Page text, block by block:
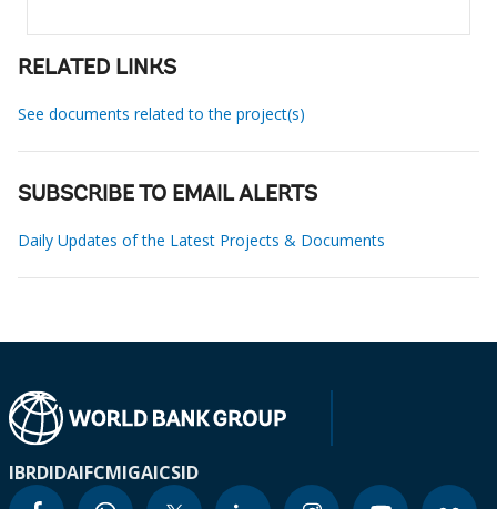
RELATED LINKS
See documents related to the project(s)
SUBSCRIBE TO EMAIL ALERTS
Daily Updates of the Latest Projects & Documents
IBRDIDAIFCMIGAICSID